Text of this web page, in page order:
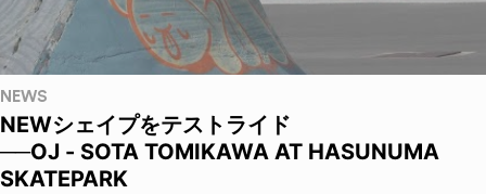
NEWS
NEWシェイプをテストライド
──OJ - SOTA TOMIKAWA AT HASUNUMA
SKATEPARK